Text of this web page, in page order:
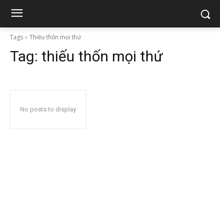
Tags Thiếu thốn mọi thứ
Tag: thiếu thốn mọi thứ
No posts to display